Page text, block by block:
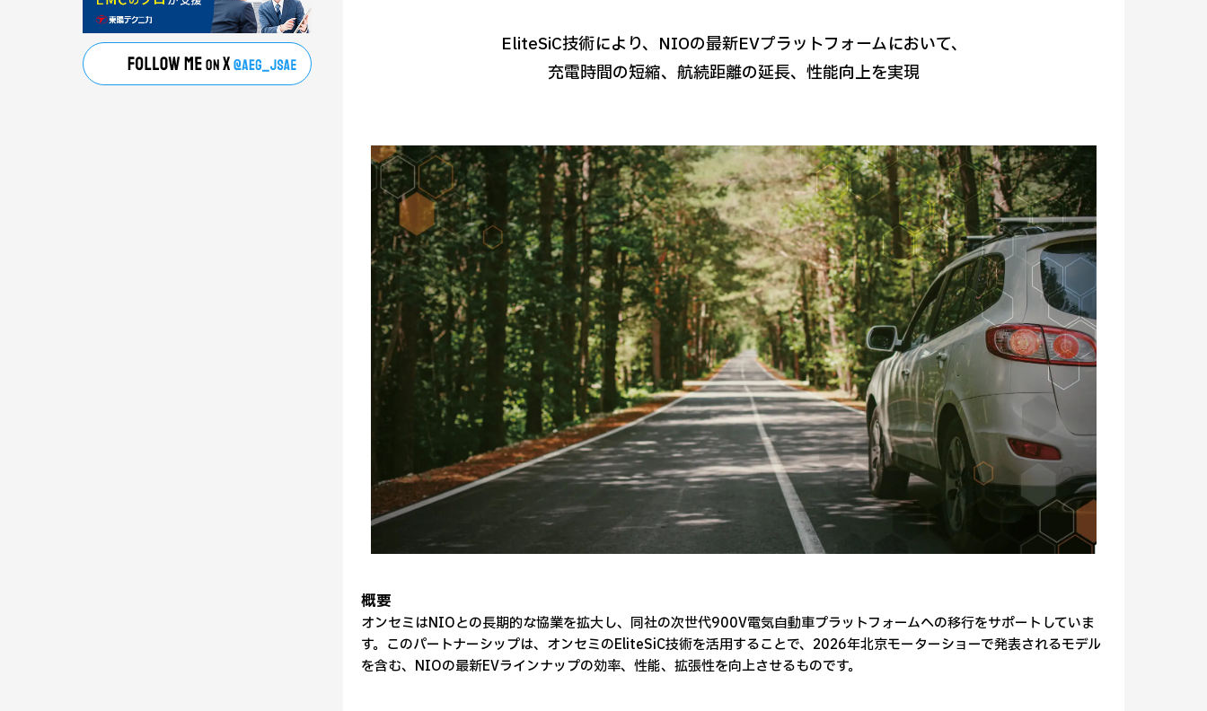
EliteSiC技術により、NIOの最新EVプラットフォームにおいて、
充電時間の短縮、航続距離の延長、性能向上を実現
概要
オンセミはNIOとの長期的な協業を拡大し、同社の次世代900V電気自動車プラットフォームへの移行をサポートしていま
す。このパートナーシップは、オンセミのEliteSiC技術を活用することで、2026年北京モーターショーで発表されるモデル
を含む、NIOの最新EVラインナップの効率、性能、拡張性を向上させるものです。